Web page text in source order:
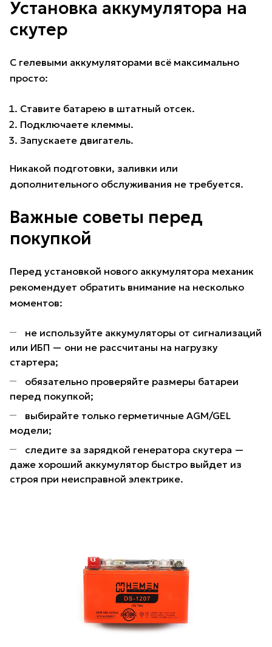
Установка аккумулятора на
скутер
С гелевыми аккумуляторами всё максимально
просто:
Ставите батарею в штатный отсек.
Подключаете клеммы.
Запускаете двигатель.
Никакой подготовки, заливки или
дополнительного обслуживания не требуется.
Важные советы перед
покупкой
Перед установкой нового аккумулятора механик
рекомендует обратить внимание на несколько
моментов:
не используйте аккумуляторы от сигнализаций
или ИБП — они не рассчитаны на нагрузку
стартера;
обязательно проверяйте размеры батареи
перед покупкой;
выбирайте только герметичные AGM/GEL
модели;
следите за зарядкой генератора скутера —
даже хороший аккумулятор быстро выйдет из
строя при неисправной электрике.